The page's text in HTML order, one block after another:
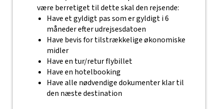
være berretiget til dette skal den rejsende:
Have et gyldigt pas som er gyldigt i 6
måneder efter udrejsesdatoen
Have bevis for tilstrækkelige økonomiske
midler
Have en tur/retur flybillet
Have en hotelbooking
Have alle nødvendige dokumenter klar til
den næste destination